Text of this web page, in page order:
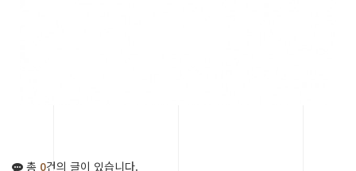
총 0건의 글이 있습니다.